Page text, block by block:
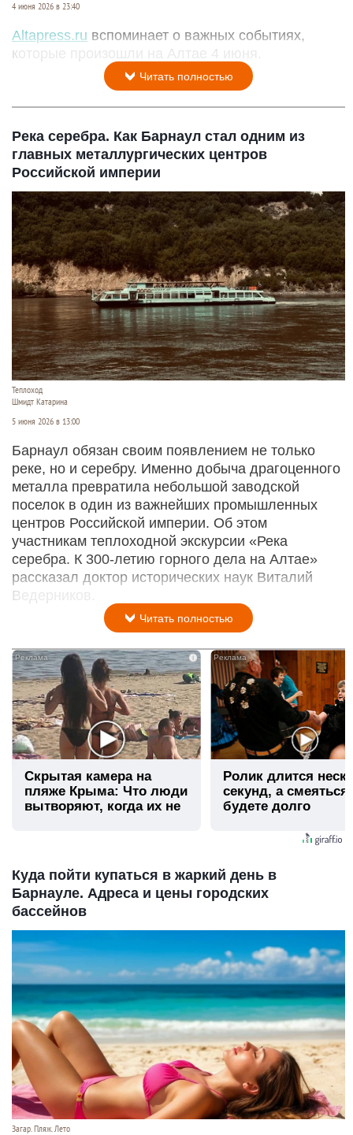
4 июня 2026 в 23:40
Altapress.ru вспоминает о важных событиях,
которые произошли на Алтае 4 июня.
Читать полностью
Река серебра. Как Барнаул стал одним из
главных металлургических центров
Российской империи
Теплоход
Шмидт Катарина
5 июня 2026 в 13:00
Барнаул обязан своим появлением не только
реке, но и серебру. Именно добыча драгоценного
металла превратила небольшой заводской
поселок в один из важнейших промышленных
центров Российской империи. Об этом
участникам теплоходной экскурсии «Река
серебра. К 300-летию горного дела на Алтае»
рассказал доктор исторических наук Виталий
Ведерников.
Читать полностью
i
Скрытая камера на
пляже Крыма: Что люди
вытворяют, когда их не
Ролик длится
секунд, а
будете долго
Куда пойти купаться в жаркий день в
Барнауле. Адреса и цены городских
бассейнов
Загар. Пляж. Лето